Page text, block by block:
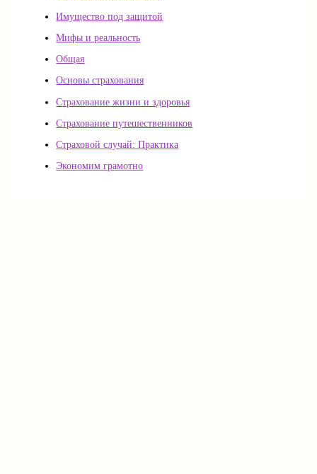
Имущество под защитой
Мифы и реальность
Общая
Основы страхования
Страхование жизни и здоровья
Страхование путешественников
Страховой случай: Практика
Экономим грамотно